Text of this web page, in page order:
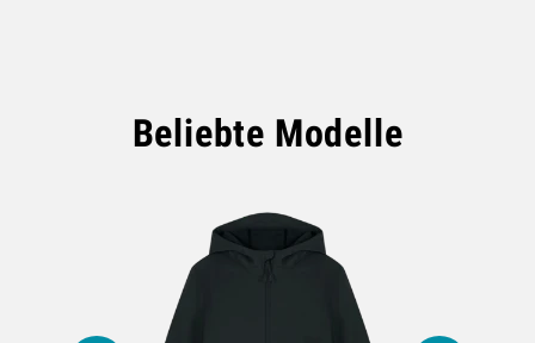
Beliebte Modelle